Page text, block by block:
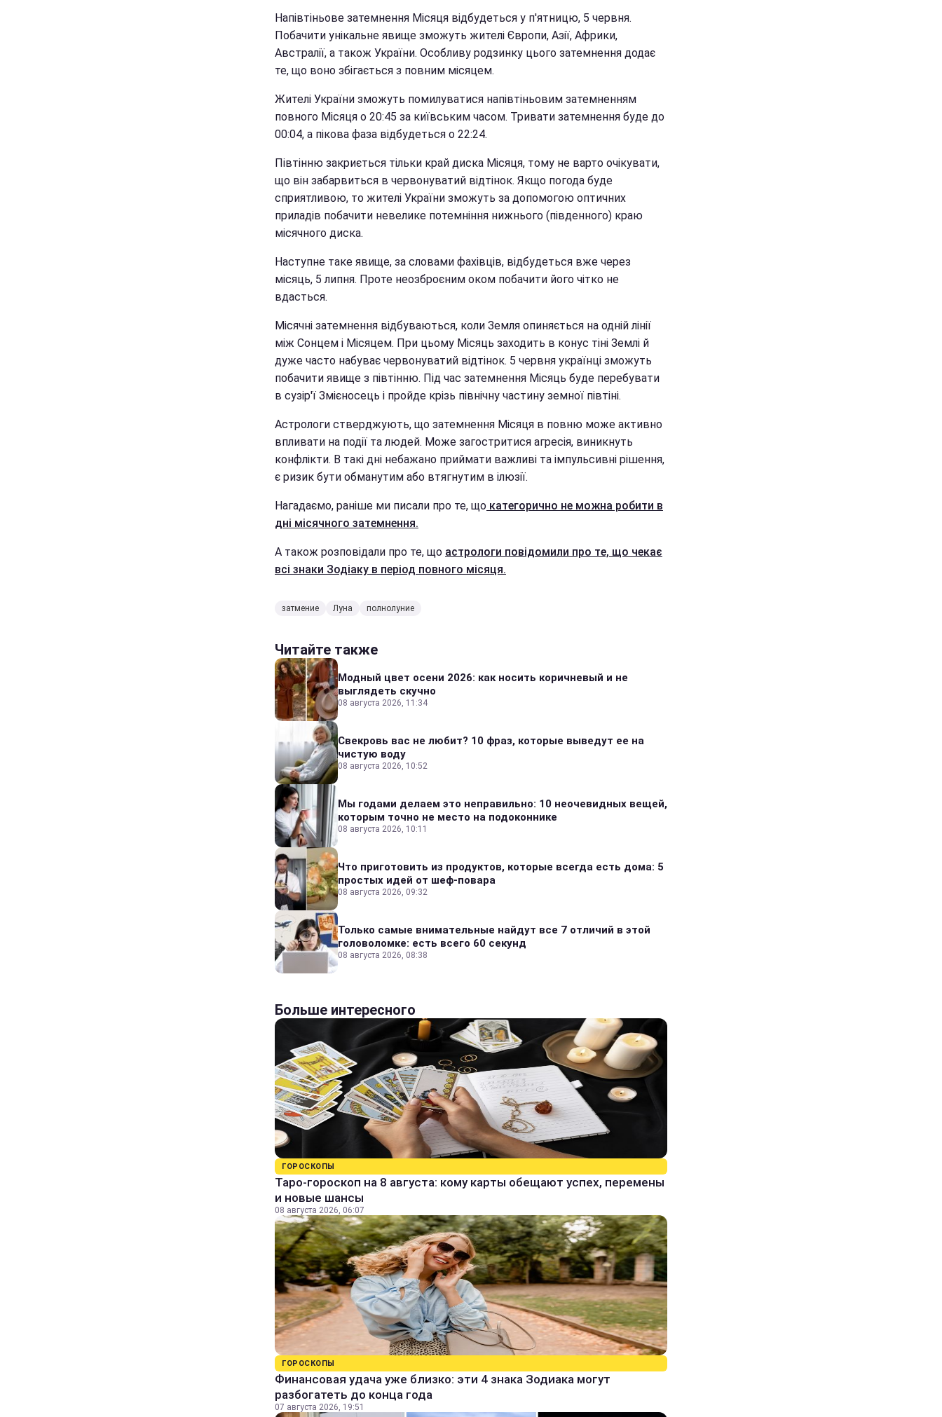
Напівтіньове затемнення Місяця відбудеться у п'ятницю, 5 червня.
Побачити унікальне явище зможуть жителі Європи, Азії, Африки,
Австралії, а також України. Особливу родзинку цього затемнення додає
те, що воно збігається з повним місяцем.
Жителі України зможуть помилуватися напівтіньовим затемненням
повного Місяця о 20:45 за київським часом. Тривати затемнення буде до
00:04, а пікова фаза відбудеться о 22:24.
Півтінню закриється тільки край диска Місяця, тому не варто очікувати,
що він забарвиться в червонуватий відтінок. Якщо погода буде
сприятливою, то жителі України зможуть за допомогою оптичних
приладів побачити невелике потемніння нижнього (південного) краю
місячного диска.
Наступне таке явище, за словами фахівців, відбудеться вже через
місяць, 5 липня. Проте неозброєним оком побачити його чітко не
вдасться.
Місячні затемнення відбуваються, коли Земля опиняється на одній лінії
між Сонцем і Місяцем. При цьому Місяць заходить в конус тіні Землі й
дуже часто набуває червонуватий відтінок. 5 червня українці зможуть
побачити явище з півтінню. Під час затемнення Місяць буде перебувати
в сузір'ї Змієносець і пройде крізь північну частину земної півтіні.
Астрологи стверджують, що затемнення Місяця в повню може активно
впливати на події та людей. Може загостритися агресія, виникнуть
конфлікти. В такі дні небажано приймати важливі та імпульсивні рішення,
є ризик бути обманутим або втягнутим в ілюзії.
Нагадаємо, раніше ми писали про те, що категорично не можна робити в
дні місячного затемнення.
А також розповідали про те, що астрологи повідомили про те, що чекає
всі знаки Зодіаку в період повного місяця.
затмение Луна полнолуние
Читайте также
Модный цвет осени 2026: как носить коричневый и не
выглядеть скучно
08 августа 2026, 11:34
Свекровь вас не любит? 10 фраз, которые выведут ее на
чистую воду
08 августа 2026, 10:52
Мы годами делаем это неправильно: 10 неочевидных вещей,
которым точно не место на подоконнике
08 августа 2026, 10:11
Что приготовить из продуктов, которые всегда есть дома: 5
простых идей от шеф-повара
08 августа 2026, 09:32
Только самые внимательные найдут все 7 отличий в этой
головоломке: есть всего 60 секунд
08 августа 2026, 08:38
Больше интересного
ГОРОСКОПЫ
Таро-гороскоп на 8 августа: кому карты обещают успех, перемены
и новые шансы
08 августа 2026, 06:07
ГОРОСКОПЫ
Финансовая удача уже близко: эти 4 знака Зодиака могут
разбогатеть до конца года
07 августа 2026, 19:51